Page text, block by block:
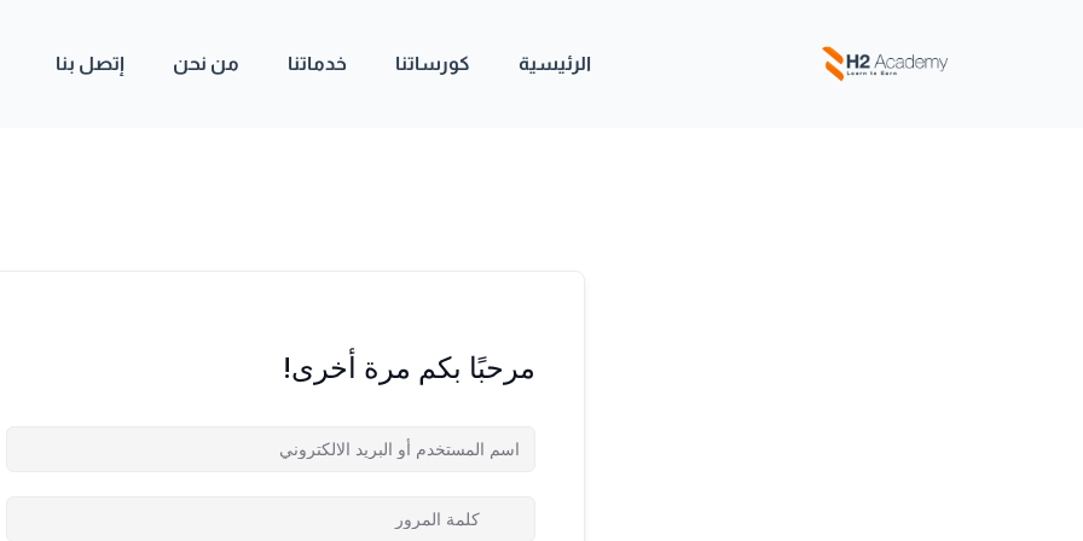
الرئيسية كورساتنا خدماتنا من نحن إتصل بنا
مرحبًا بكم مرة أخرى!